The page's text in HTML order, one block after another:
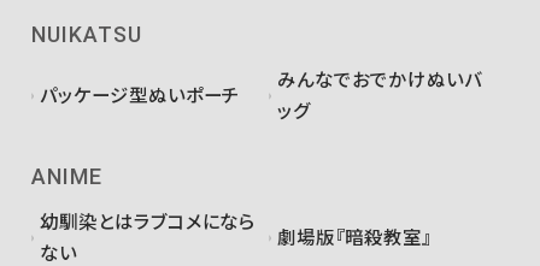
NUIKATSU
パッケージ型ぬいポーチ
みんなでおでかけぬいバ
ッグ
ANIME
幼馴染とはラブコメになら
ない
劇場版『暗殺教室』